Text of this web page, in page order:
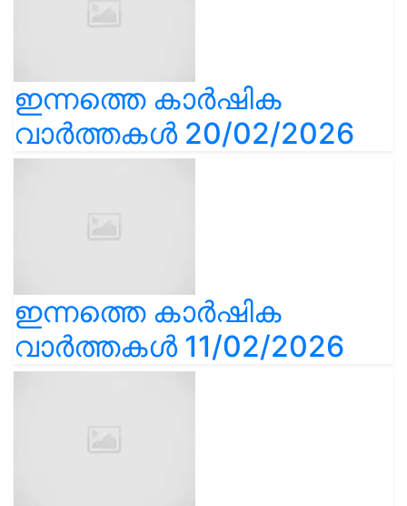
ഇന്നത്തെ കാർഷിക
വാർത്തകൾ 20/02/2026
ഇന്നത്തെ കാർഷിക
വാർത്തകൾ 11/02/2026